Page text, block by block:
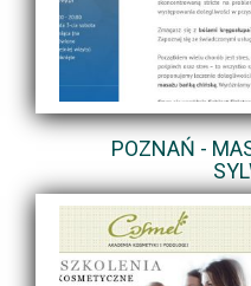
POZNAŃ -